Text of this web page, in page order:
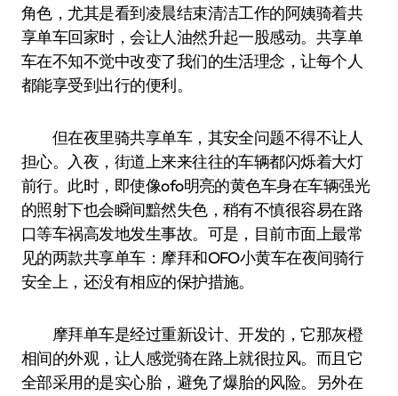
角色，尤其是看到凌晨结束清洁工作的阿姨骑着共
享单车回家时，会让人油然升起一股感动。共享单
车在不知不觉中改变了我们的生活理念，让每个人
都能享受到出行的便利。
但在夜里骑共享单车，其安全问题不得不让人
担心。入夜，街道上来来往往的车辆都闪烁着大灯
前行。此时，即使像ofo明亮的黄色车身在车辆强光
的照射下也会瞬间黯然失色，稍有不慎很容易在路
口等车祸高发地发生事故。可是，目前市面上最常
见的两款共享单车：摩拜和OFO小黄车在夜间骑行
安全上，还没有相应的保护措施。
摩拜单车是经过重新设计、开发的，它那灰橙
相间的外观，让人感觉骑在路上就很拉风。而且它
全部采用的是实心胎，避免了爆胎的风险。另外在